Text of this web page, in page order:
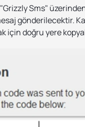
"Grizzly Sms"
gönderilecektir.
için doğru yere